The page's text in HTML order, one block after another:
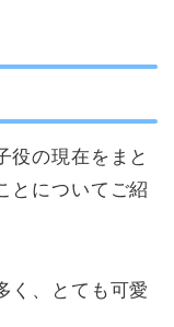
役の現在をまと
とについてご紹
く、とても可愛